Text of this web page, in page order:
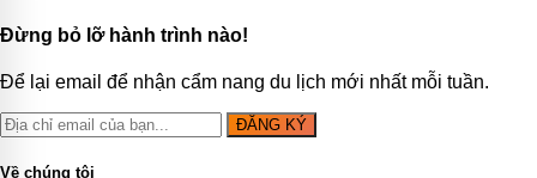
Đừng bỏ lỡ hành trình nào!
Để lại email để nhận cẩm nang du lịch mới nhất mỗi tuần.
ĐĂNG KÝ
Về chúng tôi